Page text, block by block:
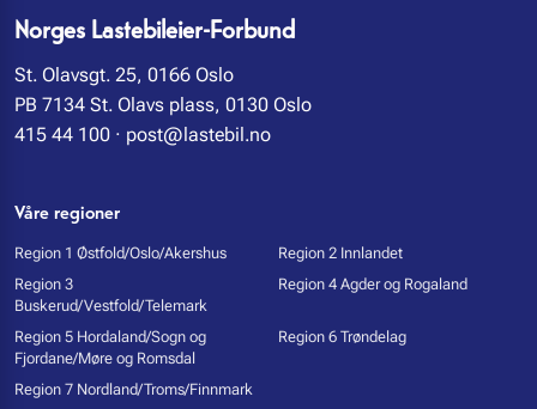
Norges Lastebileier-Forbund
St. Olavsgt. 25, 0166 Oslo
PB 7134 St. Olavs plass, 0130 Oslo
415 44 100 · post@lastebil.no
Våre regioner
Region 1 Østfold/Oslo/Akershus
Region 2 Innlandet
Region 3
Buskerud/Vestfold/Telemark
Region 4 Agder og Rogaland
Region 5 Hordaland/Sogn og
Fjordane/Møre og Romsdal
Region 6 Trøndelag
Region 7 Nordland/Troms/Finnmark